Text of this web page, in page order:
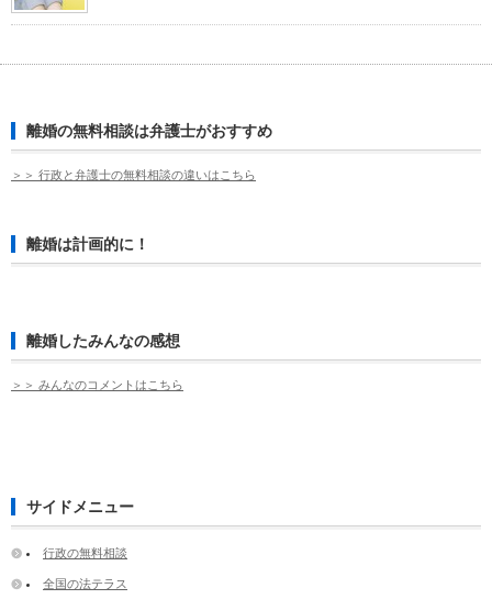
離婚の無料相談は弁護士がおすすめ
＞＞ 行政と弁護士の無料相談の違いはこちら
離婚は計画的に！
離婚したみんなの感想
＞＞ みんなのコメントはこちら
サイドメニュー
行政の無料相談
全国の法テラス